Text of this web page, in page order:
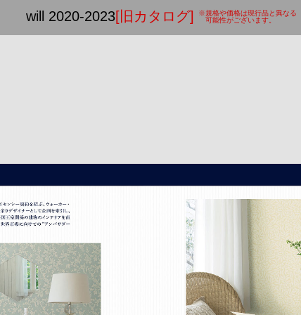
will 2020-2023[旧カタログ]
※規格や価格は現行品と異なる
可能性がございます。